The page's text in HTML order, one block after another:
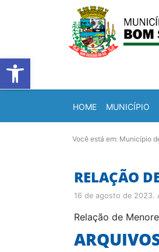
Barra de
HOME MUNICÍPIO
Você está em: Município
RELAÇÃO
16 de agosto de 2023.
Relação de